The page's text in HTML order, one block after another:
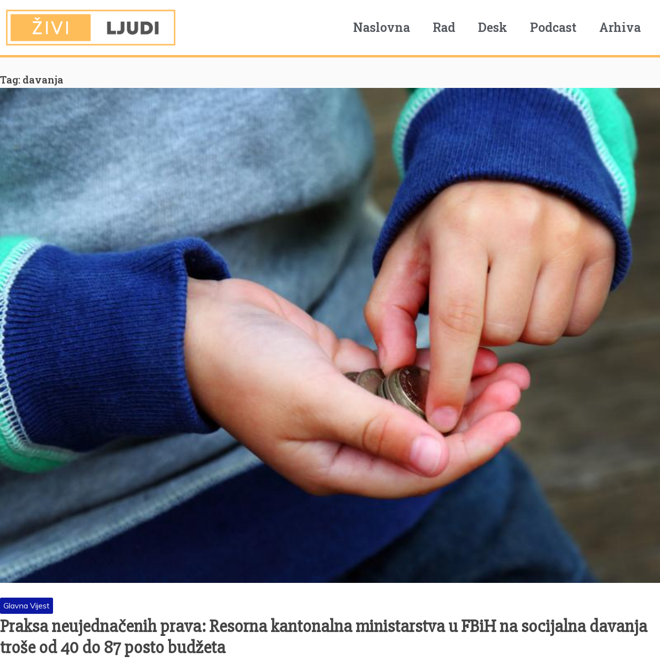
Naslovna Rad Desk Podcast Arhiva
You are Here
Home
davanja
Tag: davanja
Glavna Vijest
Praksa neujednačenih prava: Resorna kantonalna ministarstva u FBiH na socijalna davanja
troše od 40 do 87 posto budžeta